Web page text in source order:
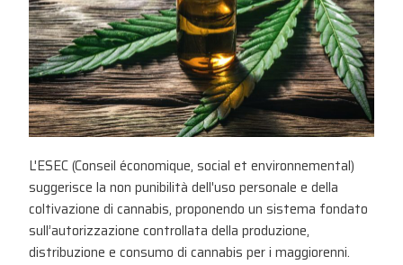
L'ESEC (Conseil économique, social et environnemental)
suggerisce la non punibilità dell'uso personale e della
coltivazione di cannabis, proponendo un sistema fondato
sull’autorizzazione controllata della produzione,
distribuzione e consumo di cannabis per i maggiorenni.